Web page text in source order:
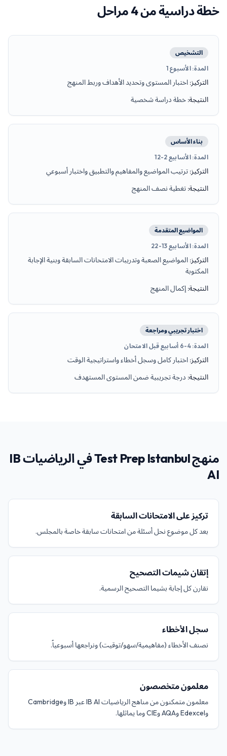
خطة دراسية من 4 مراحل
التشخيص
المدة:الأسبوع 1
التركيز: اختبار المستوى وتحديد الأهداف وربط المنهج
النتيجة: خطة دراسة شخصية
بناء الأساس
المدة:الأسابيع 2-12
التركيز: ترتيب المواضيع والمفاهيم والتطبيق واختبار أسبوعي
النتيجة: تغطية نصف المنهج
المواضيع المتقدمة
المدة:الأسابيع 13-22
التركيز: المواضيع الصعبة وتدريبات الامتحانات السابقة وبنية الإجابة
المكتوبة
النتيجة: إكمال المنهج
اختبار تجريبي ومراجعة
المدة:4-6 أسابيع قبل الامتحان
التركيز: اختبار كامل وسجل أخطاء واستراتيجية الوقت
النتيجة: درجة تجريبية ضمن المستوى المستهدف
منهج Test Prep Istanbul في الرياضيات IB
AI
تركيز على الامتحانات السابقة
بعد كل موضوع نحل أسئلة من امتحانات سابقة خاصة بالمجلس.
إتقان شيمات التصحيح
نقارن كل إجابة بشيما التصحيح الرسمية.
سجل الأخطاء
نصنف الأخطاء (مفاهيمية/سهو/توقيت) ونراجعها أسبوعياً.
معلمون متخصصون
معلمون متمكنون من مناهج الرياضيات IB AI عبر IB وCambridge
وEdexcel وAQA وCIE وما يماثلها.